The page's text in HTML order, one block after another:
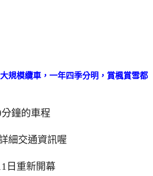
鐘的車程
細交通資訊喔
日重新開幕